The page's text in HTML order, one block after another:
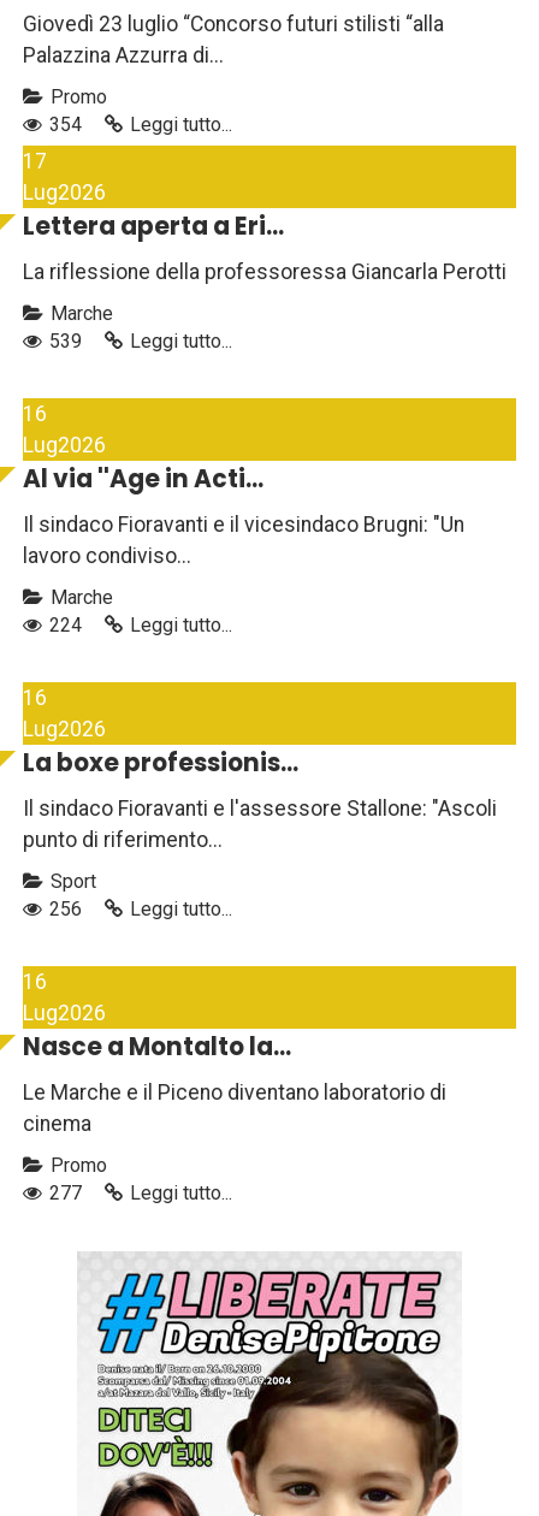
Giovedì 23 luglio “Concorso futuri stilisti “alla
Palazzina Azzurra di...
Promo
354
Leggi tutto...
17
Lug2026
Lettera aperta a Eri...
La riflessione della professoressa Giancarla Perotti
Marche
539
Leggi tutto...
16
Lug2026
Al via ''Age in Acti...
Il sindaco Fioravanti e il vicesindaco Brugni: "Un
lavoro condiviso...
Marche
224
Leggi tutto...
16
Lug2026
La boxe professionis...
Il sindaco Fioravanti e l'assessore Stallone: "Ascoli
punto di riferimento...
Sport
256
Leggi tutto...
16
Lug2026
Nasce a Montalto la...
Le Marche e il Piceno diventano laboratorio di
cinema
Promo
277
Leggi tutto...